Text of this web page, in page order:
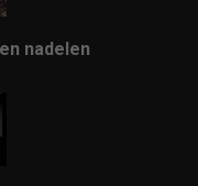
nadelen